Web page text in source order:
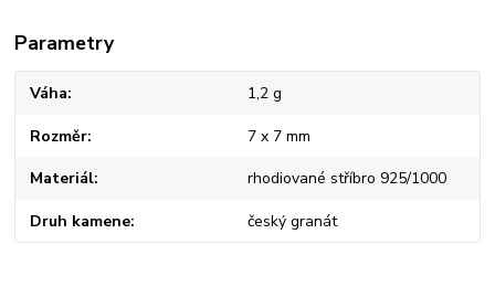
Parametry
Váha 1,2 g
Rozměr 7 x 7 mm
Materiál rhodiované stříbro 925/1000
Druh kamene český granát